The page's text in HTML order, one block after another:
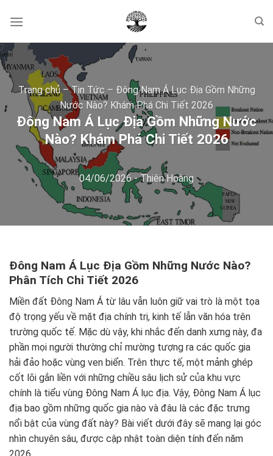
Trang chủ–Tin Tức – Đông Nam Á Lục Địa Gồm Những
Nước Nào? Khám Phá Chi Tiết 2026
Đông Nam Á Lục Địa Gồm Những Nước
Nào? Khám Phá Chi Tiết 2026
04/06/2026-Thiên Hoàng
Đông Nam Á Lục Địa Gồm Những Nước Nào?
Phân Tích Chi Tiết 2026
Miền đất Đông Nam Á từ lâu vẫn luôn giữ vai trò là một tọa
độ trọng yếu về mặt địa chính trị, kinh tế lẫn văn hóa trên
trường quốc tế. Mặc dù vậy, khi nhắc đến danh xưng này, đa
phần mọi người thường chỉ mường tượng ra các quốc gia
hải đảo hoặc vùng ven biển. Trên thực tế, một mảnh ghép
cốt lõi gắn liền với những chiều sâu lịch sử của khu vực
chính là tiểu vùng Đông Nam Á lục địa. Vậy, Đông Nam Á lục
địa bao gồm những quốc gia nào và đâu là các đặc trưng
nổi bật của vùng đất này? Bài viết dưới đây sẽ mang lại góc
nhìn chuyên sâu, được cập nhật toàn diện tính đến năm
2026.